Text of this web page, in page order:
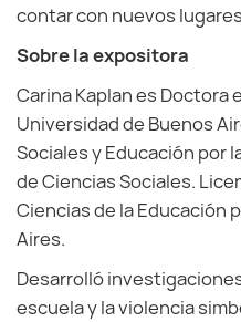
contar con nuevos
Sobre la expositora
Carina Kaplan es Doctora
Universidad de Buenos
Sociales y Educación por
de Ciencias Sociales.
Ciencias de la Educación
Aires.
Desarrolló
escuela y la violencia